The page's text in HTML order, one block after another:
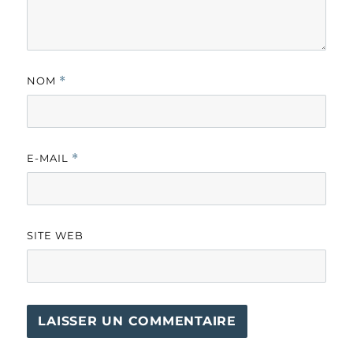
NOM *
E-MAIL *
SITE WEB